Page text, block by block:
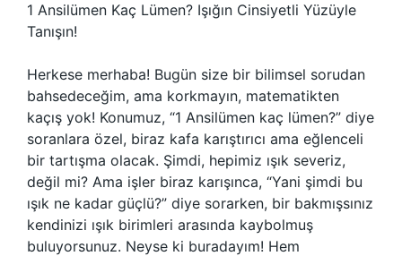
1 Ansilümen Kaç Lümen? Işığın Cinsiyetli Yüzüyle
Tanışın!
Herkese merhaba! Bugün size bir bilimsel sorudan
bahsedeceğim, ama korkmayın, matematikten
kaçış yok! Konumuz, “1 Ansilümen kaç lümen?” diye
soranlara özel, biraz kafa karıştırıcı ama eğlenceli
bir tartışma olacak. Şimdi, hepimiz ışık severiz,
değil mi? Ama işler biraz karışınca, “Yani şimdi bu
ışık ne kadar güçlü?” diye sorarken, bir bakmışsınız
kendinizi ışık birimleri arasında kaybolmuş
buluyorsunuz. Neyse ki buradayım! Hem